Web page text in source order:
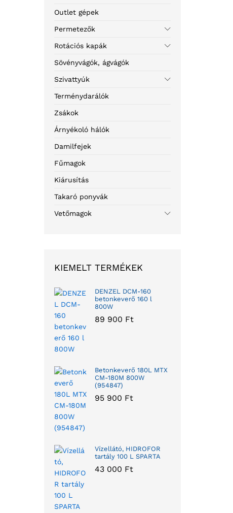
Outlet gépek
Permetezők
Rotációs kapák
Sövényvágók, ágvágók
Szivattyúk
Terménydarálók
Zsákok
Árnyékoló hálók
Damilfejek
Fűmagok
Kiárusítás
Takaró ponyvák
Vetőmagok
KIEMELT TERMÉKEK
DENZEL DCM-160
betonkeverő 160 l
800W
89 900 Ft
Betonkeverő 180L MTX
CM-180M 800W
(954847)
95 900 Ft
Vízellátó, HIDROFOR
tartály 100 L SPARTA
43 000 Ft